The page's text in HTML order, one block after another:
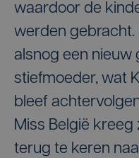
waardoor de
werden gebracht.
alsnog een nieuw
stiefmoeder, wat
bleef
Miss België kreeg
terug te keren